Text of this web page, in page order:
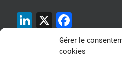
Gérer le
cookies
LinkedIn
X